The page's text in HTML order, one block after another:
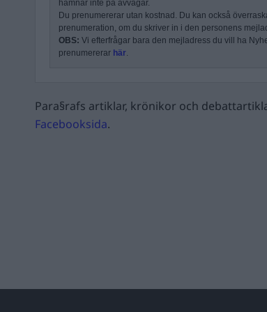
hamnar inte på avvägar.
Du prenumererar utan kostnad. Du kan också
prenumeration, om du skriver in i den personens
OBS: Vi efterfrågar bara den mejladress du vill ha
prenumererar här.
Para§rafs artiklar, krönikor och
Facebooksida.